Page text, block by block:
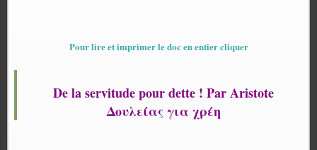
Pour lire et imprimer le doc en entier cliquer
De la servitude pour dette ! Par Aristote
Δουλείας για χρέη